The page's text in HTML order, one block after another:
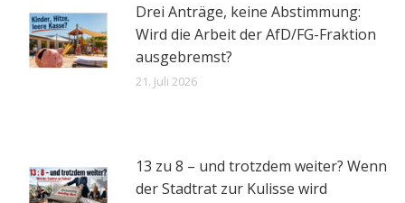
Drei Anträge, keine Abstimmung:
Wird die Arbeit der AfD/FG-Fraktion
ausgebremst?
21. Juli 2026
13 zu 8 – und trotzdem weiter? Wenn
der Stadtrat zur Kulisse wird